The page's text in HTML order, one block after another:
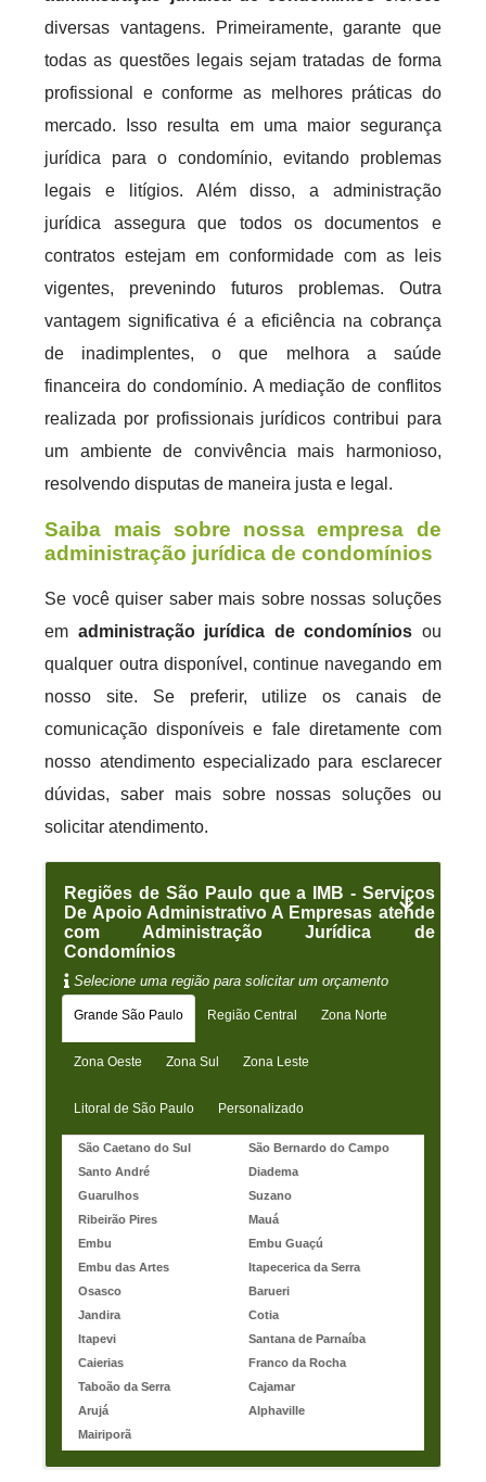
diversas vantagens. Primeiramente, garante que
todas as questões legais sejam tratadas de forma
profissional e conforme as melhores práticas do
mercado. Isso resulta em uma maior segurança
jurídica para o condomínio, evitando problemas
legais e litígios. Além disso, a administração
jurídica assegura que todos os documentos e
contratos estejam em conformidade com as leis
vigentes, prevenindo futuros problemas. Outra
vantagem significativa é a eficiência na cobrança
de inadimplentes, o que melhora a saúde
financeira do condomínio. A mediação de conflitos
realizada por profissionais jurídicos contribui para
um ambiente de convivência mais harmonioso,
resolvendo disputas de maneira justa e legal.
Saiba mais sobre nossa empresa de
administração jurídica de condomínios
Se você quiser saber mais sobre nossas soluções
em administração jurídica de condomínios ou
qualquer outra disponível, continue navegando em
nosso site. Se preferir, utilize os canais de
comunicação disponíveis e fale diretamente com
nosso atendimento especializado para esclarecer
dúvidas, saber mais sobre nossas soluções ou
solicitar atendimento.
Regiões de São Paulo que a IMB - Serviços
De Apoio Administrativo A Empresas atende
com Administração Jurídica de
Condomínios
Selecione uma região para solicitar um orçamento
Grande São Paulo Região Central Zona Norte
Zona Oeste Zona Sul Zona Leste
Litoral de São Paulo Personalizado
São Caetano do Sul
São Bernardo do Campo
Santo André
Diadema
Guarulhos
Suzano
Ribeirão Pires
Mauá
Embu
Embu Guaçú
Embu das Artes
Itapecerica da Serra
Osasco
Barueri
Jandira
Cotia
Itapevi
Santana de Parnaíba
Caierias
Franco da Rocha
Taboão da Serra
Cajamar
Arujá
Alphaville
Mairiporã